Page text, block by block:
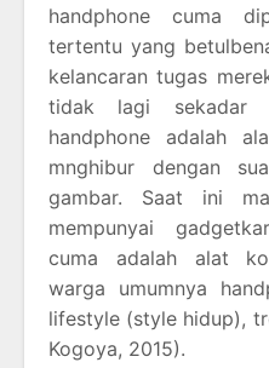
handphone cuma
tertentu yang
kelancaran tugas
tidak lagi sekadar
handphone adalah
mnghibur dengan
gambar. Saat ini
mempunyai
cuma adalah alat
warga umumnya
lifestyle (style hidup),
Kogoya, 2015).